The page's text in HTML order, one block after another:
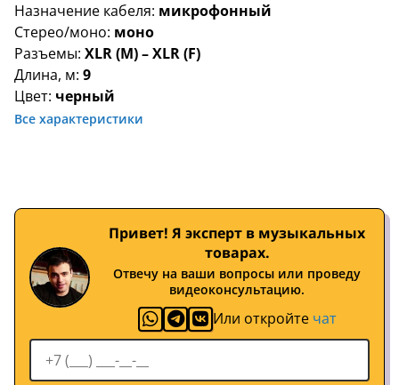
Назначение кабеля: микрофонный
Стерео/моно: моно
Разъемы: XLR (M) – XLR (F)
Длина, м: 9
Цвет: черный
Все характеристики
Привет! Я эксперт в музыкальных
товарах.
Отвечу на ваши вопросы или проведу
видеоконсультацию.
Или откройте чат